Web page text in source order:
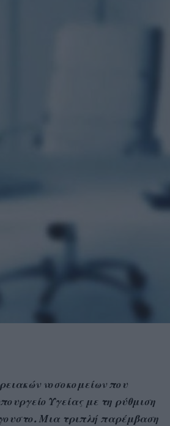
νοσοκομείων που
Υγείας με τη ρύθμιση
Μια τριπλή παρέμβαση